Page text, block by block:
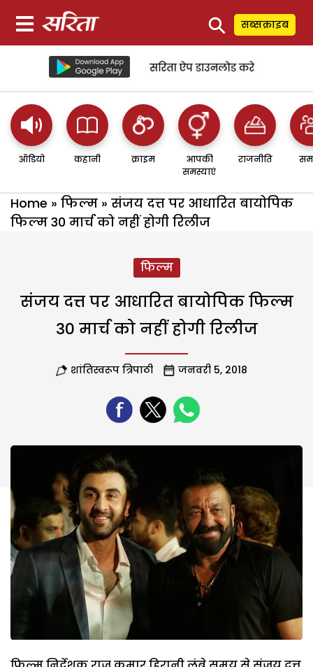
⚲ सब्सक्राइब
ऑडियो कहानी क्राइम
आपकी
समस्याएं
राजनीति
Home » फिल्म » संजय दत्त पर आधारित बायोपिक
फिल्म 30 मार्च को नहीं होगी रिलीज
फिल्म
संजय दत्त पर आधारित बायोपिक फिल्म
30 मार्च को नहीं होगी रिलीज
शांतिस्वरूप त्रिपाठी जनवरी 5, 2018